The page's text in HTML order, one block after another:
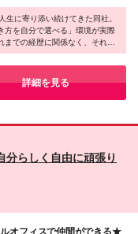
特別手当を上乗せで支給
山形市） 宮城県（仙台
県（郡山市） 新潟県（新
群馬県（高崎市） 埼玉県
浜市） 東京都（中央
県（長野市） 静岡県（静
橋市） 岐阜県（岐阜
府（京都市） 大阪府（大
生に寄り添い続けてきた同社。
方を自分で選べる」環境が実際
までの経歴に関係なく、それぞ
活きと活躍している姿がありま
も無理なく続けられる環境だか
にとって安心できる職場だと言
詳細を見る
分らしく自由に頑張り